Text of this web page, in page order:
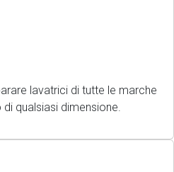
lavatrici di tutte le marche
qualsiasi dimensione.